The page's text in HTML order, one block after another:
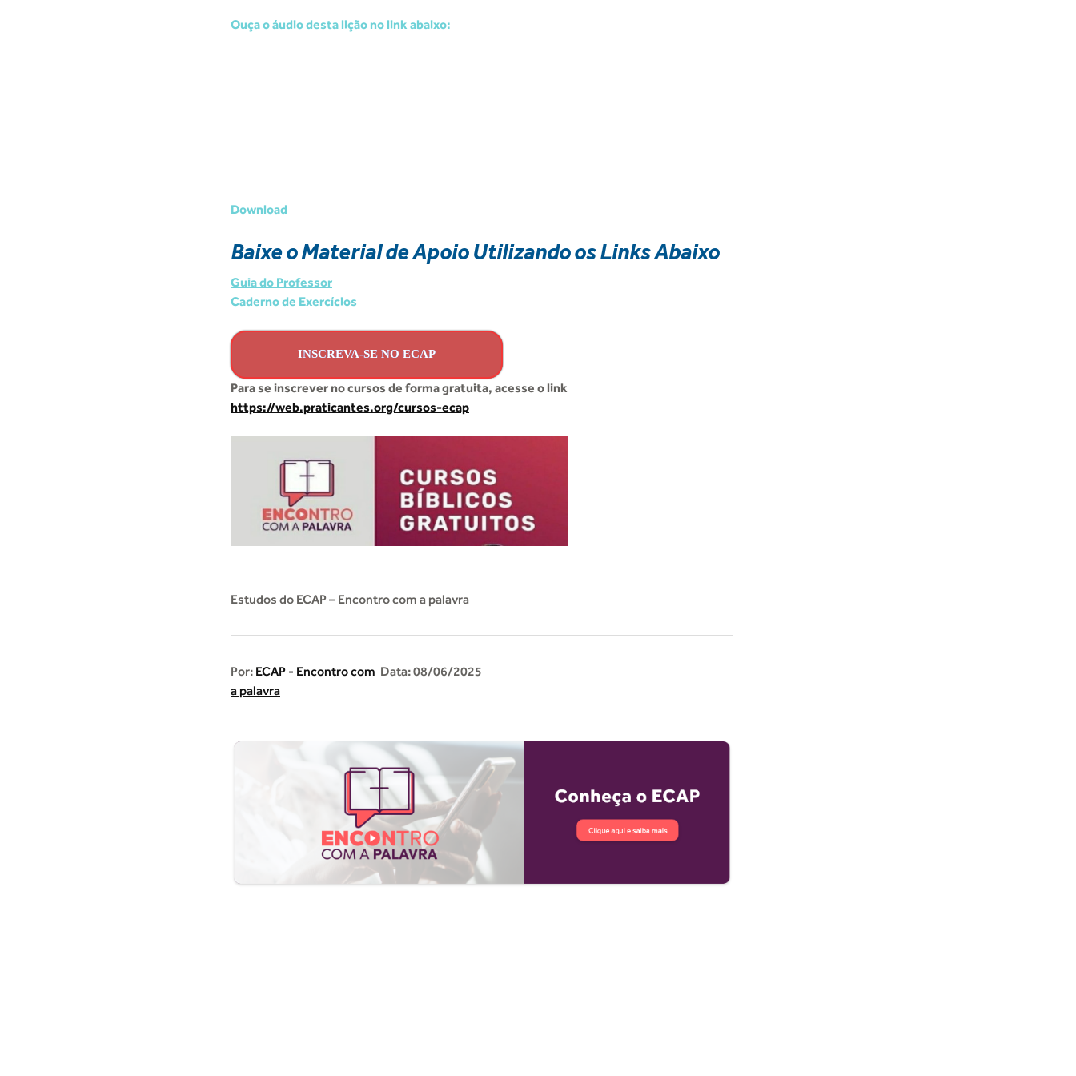
Ouça o áudio desta lição no link abaixo:
Download
Baixe o Material de Apoio Utilizando os Links Abaixo
Guia do Professor
Caderno de Exercícios
INSCREVA-SE NO ECAP
Para se inscrever no cursos de forma gratuita, acesse o link
https://web.praticantes.org/cursos-ecap
Estudos do ECAP – Encontro com a palavra
Por: ECAP - Encontro com
a palavra
Data: 08/06/2025